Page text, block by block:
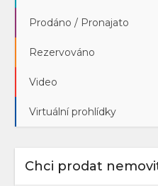
Prodáno / Pronajato
Rezervováno
Video
Virtuální prohlídky
Chci prodat